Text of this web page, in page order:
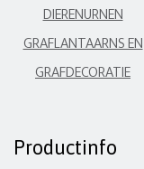
DIERENURNEN
GRAFLANTAARNS EN
GRAFDECORATIE
Productinfo